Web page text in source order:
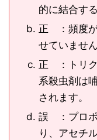
的に結合する
正 ：頻度が
せていませ
正 ：トリク
系殺虫剤は
されます。
誤 ：プロポ
り、アセチ